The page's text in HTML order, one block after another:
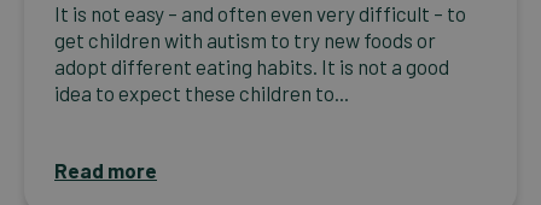
It is not easy – and often even very difficult – to
get children with autism to try new foods or
adopt different eating habits. It is not a good
idea to expect these children to...
Read more